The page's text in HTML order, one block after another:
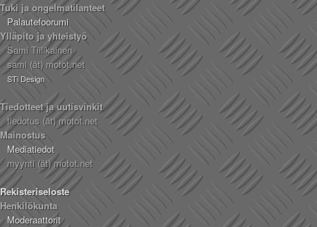
Tuki ja ongelmatilanteet
Palautefoorumi
Ylläpito ja yhteistyö
Sami Tiilikainen
sami (ät) motot.net
STi Design
Tiedotteet ja uutisvinkit
tiedotus (ät) motot.net
Mainostus
Mediatiedot
myynti (ät) motot.net
Rekisteriseloste
Henkilökunta
Moderaattorit